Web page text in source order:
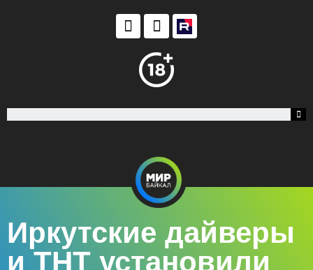
Иркутские дайверы
и ТНТ установили